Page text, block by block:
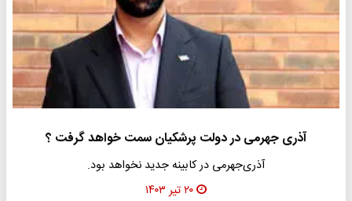
آذری جهرمی در دولت پرشکیان سمت خواهد گرفت ؟
آذری‌جهرمی در کابینه جدید نخواهد بود.
۲۰ تیر ۱۴۰۳